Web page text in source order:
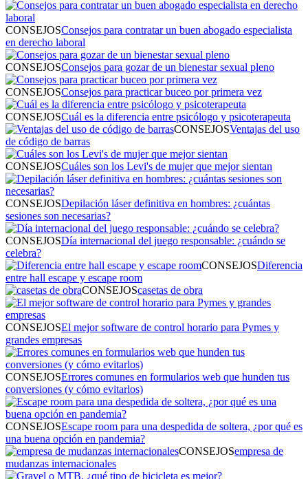
CONSEJOSConsejos para contratar un buen abogado especialista
en derecho laboral
CONSEJOSConsejos para gozar de un bienestar sexual pleno
CONSEJOSConsejos para practicar buceo por primera vez
CONSEJOSCuál es la diferencia entre psicólogo y psicoterapeuta
CONSEJOSVentajas del uso
de código de barras
CONSEJOSCuáles son los Levi's de mujer que mejor sientan
CONSEJOSDepilación láser definitiva en hombres: ¿cuántas
sesiones son necesarias?
CONSEJOSDía internacional del juego responsable: ¿cuándo se
celebra?
CONSEJOSDiferencia
entre hall escape y escape room
CONSEJOScasetas de obra
CONSEJOSEl mejor software de control horario para Pymes y
grandes empresas
CONSEJOSErrores comunes en formularios web que hunden tus
conversiones (y cómo evitarlos)
CONSEJOSEscape room para una despedida de soltera, ¿por qué es
una buena opción en pandemia?
CONSEJOSempresa de
mudanzas internacionales